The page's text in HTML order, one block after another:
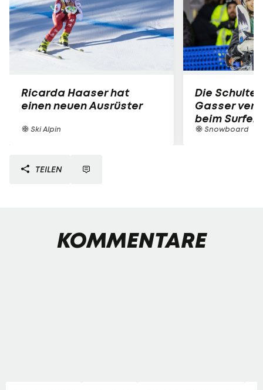
Ricarda Haaser hat
einen neuen Ausrüster
Ski Alpin
Die
Gasser
beim Surfen
Snowboard
TEILEN
KOMMENTARE